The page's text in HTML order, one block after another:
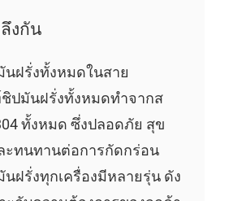
งกัน
นฝรั่งทั้งหมดในสาย
ปมันฝรั่งทั้งหมดทำจากส
ทั้งหมด ซึ่งปลอดภัย สุข
ะทนทานต่อการกัดกร่อน
นฝรั่งทุกเครื่องมีหลายรุ่น ดัง